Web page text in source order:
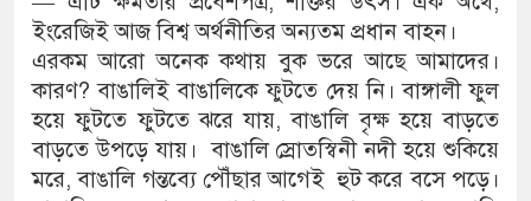
ইংরেজিই আজ বিশ্ব অর্থনীতির অন্যতম প্রধান বাহন।
এরকম আরো অনেক কথায় বুক ভরে আছে আমাদের।
কারণ? বাঙালিই বাঙালিকে ফুটতে দেয় নি। বাঙ্গালী ফুল
হয়ে ফুটতে ফুটতে ঝরে যায়, বাঙালি বৃক্ষ হয়ে বাড়তে
বাড়তে উপড়ে যায়। বাঙালি স্রোতস্বিনী নদী হয়ে শুকিয়ে
মরে, বাঙালি গন্তব্যে পৌঁছার আগেই হুট করে বসে পড়ে।